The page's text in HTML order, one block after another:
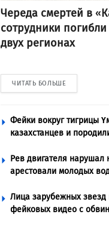
Череда смертей в
сотрудники
двух регионах
ЧИТАТЬ БОЛЬШЕ
Фейки вокруг тигрицы
казахстанцев и
Рев двигателя нарушал
арестовали молодых
Лица зарубежных звезд
фейковых видео с